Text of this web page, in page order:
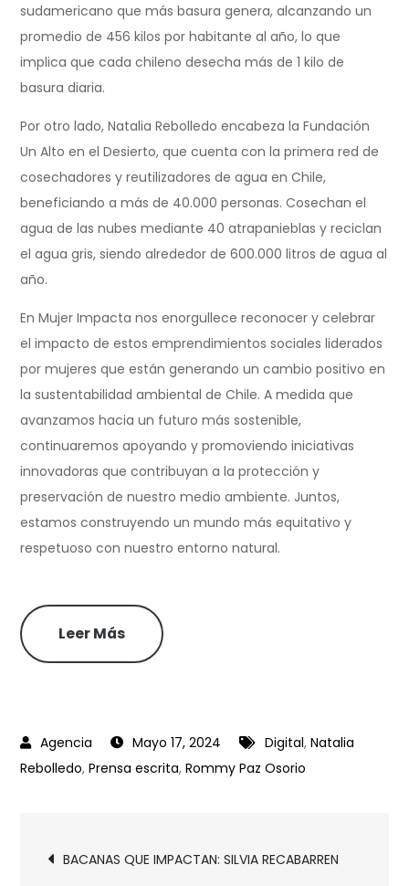
sudamericano que más basura genera, alcanzando un
promedio de 456 kilos por habitante al año, lo que
implica que cada chileno desecha más de 1 kilo de
basura diaria.
Por otro lado, Natalia Rebolledo encabeza la Fundación
Un Alto en el Desierto, que cuenta con la primera red de
cosechadores y reutilizadores de agua en Chile,
beneficiando a más de 40.000 personas. Cosechan el
agua de las nubes mediante 40 atrapanieblas y reciclan
el agua gris, siendo alrededor de 600.000 litros de agua al
año.
En Mujer Impacta nos enorgullece reconocer y celebrar
el impacto de estos emprendimientos sociales liderados
por mujeres que están generando un cambio positivo en
la sustentabilidad ambiental de Chile. A medida que
avanzamos hacia un futuro más sostenible,
continuaremos apoyando y promoviendo iniciativas
innovadoras que contribuyan a la protección y
preservación de nuestro medio ambiente. Juntos,
estamos construyendo un mundo más equitativo y
respetuoso con nuestro entorno natural.
Leer Más
Mayo 17, 2024 Digital,Natalia
Rebolledo,Prensa escrita,Rommy Paz Osorio
BACANAS QUE IMPACTAN: SILVIA RECABARREN